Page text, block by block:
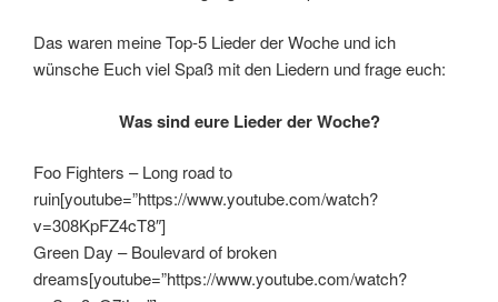
Das waren meine Top-5 Lieder der Woche und ich
wünsche Euch viel Spaß mit den Liedern und frage euch:
Was sind eure Lieder der Woche?
Foo Fighters – Long road to
ruin[youtube=”https://www.youtube.com/watch?
v=308KpFZ4cT8″]
Green Day – Boulevard of broken
dreams[youtube=”https://www.youtube.com/watch?